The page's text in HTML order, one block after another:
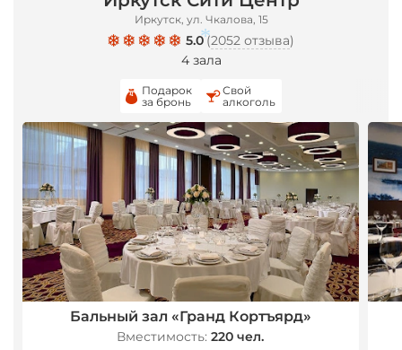
Иркутск, ул. Чкалова, 15
5.0 (2052 отзыва)
4 зала
Подарок
за бронь
Свой
алкоголь
Бальный зал «Гранд Кортъярд»
Вместимость: 220 чел.
*